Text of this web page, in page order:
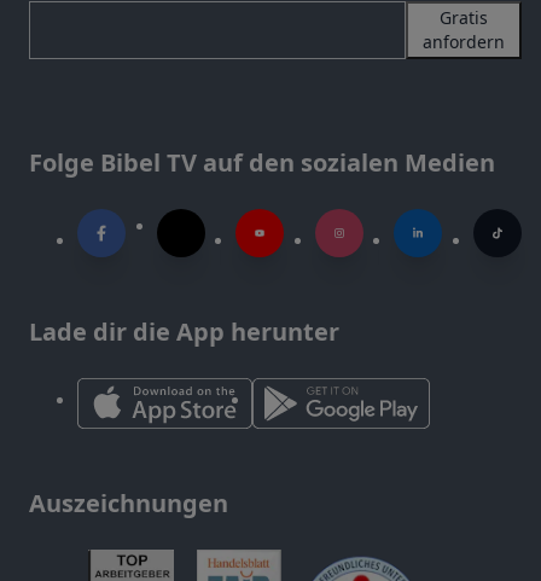
Gratis
anfordern
Folge Bibel TV auf den sozialen Medien
Lade dir die App herunter
Auszeichnungen